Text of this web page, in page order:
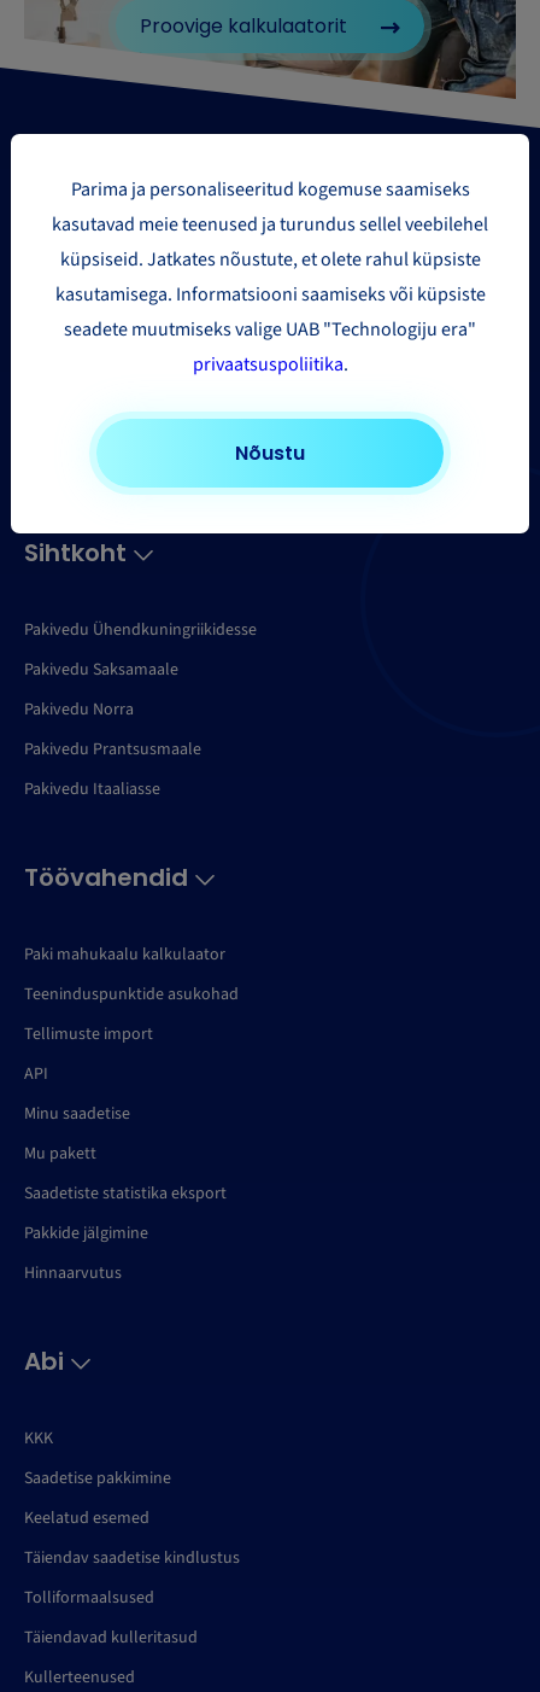
Proovige kalkulaatorit
Paki saatmise piirkonnad
Aasia ja Kaug-Ida
Muudesse riikidesse
Sihtkoht
Pakivedu Ühendkuningriikidesse
Pakivedu Saksamaale
Pakivedu Norra
Pakivedu Prantsusmaale
Pakivedu Itaaliasse
Töövahendid
Paki mahukaalu kalkulaator
Teeninduspunktide asukohad
Tellimuste import
API
Minu saadetise
Mu pakett
Saadetiste statistika eksport
Pakkide jälgimine
Hinnaarvutus
Abi
KKK
Saadetise pakkimine
Keelatud esemed
Täiendav saadetise kindlustus
Tolliformaalsused
Täiendavad kulleritasud
Kullerteenused
Parima ja personaliseeritud kogemuse saamiseks
kasutavad meie teenused ja turundus sellel veebilehel
küpsiseid. Jatkates nõustute, et olete rahul küpsiste
kasutamisega. Informatsiooni saamiseks või küpsiste
seadete muutmiseks valige UAB "Technologiju era"
privaatsuspoliitika.
Nõustu